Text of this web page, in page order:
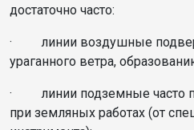
достаточно часто:
· линии воздушные
ураганного ветра,
· линии подземные часто
при земляных работах (от